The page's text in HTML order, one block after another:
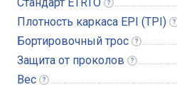
Плотность каркаса EPI (TPI)
Бортировочный трос
Защита от проколов
Вес